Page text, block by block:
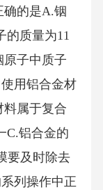
确的是A.铟
的质量为11
原子中质子
用铝合金材
属于复合
C.铝合金的
要及时除去
列操作中正